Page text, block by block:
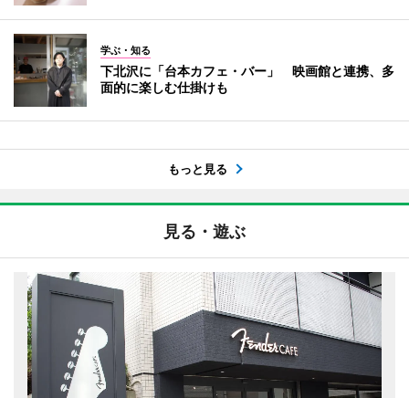
学ぶ・知る
下北沢に「台本カフェ・バー」 映画館と連携、多
面的に楽しむ仕掛けも
もっと見る
見る・遊ぶ